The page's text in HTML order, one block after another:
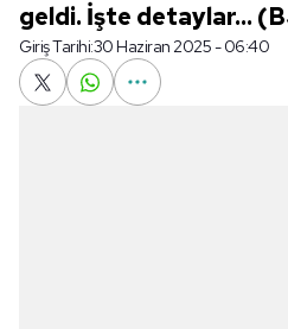
geldi. İşte detaylar...
Giriş Tarihi:30 Haziran 2025 - 06:40